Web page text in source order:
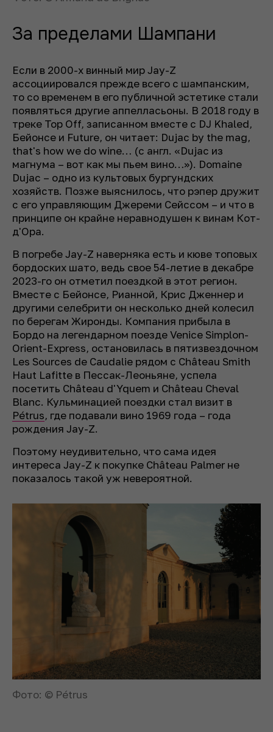
За пределами Шампани
Если в 2000-х винный мир Jay-Z
ассоциировался прежде всего с шампанским,
то со временем в его публичной эстетике стали
появляться другие аппелласьоны. В 2018 году в
треке Top Off, записанном вместе с DJ Khaled,
Бейонсе и Future, он читает: Dujac by the mag,
that's how we do wine… (с англ. «Dujac из
магнума – вот как мы пьем вино…»). Domaine
Dujac – одно из культовых бургундских
хозяйств. Позже выяснилось, что рэпер дружит
с его управляющим Джереми Сейссом – и что в
принципе он крайне неравнодушен к винам Кот-
д'Ора.
В погребе Jay-Z наверняка есть и кюве топовых
бордоских шато, ведь свое 54-летие в декабре
2023-го он отметил поездкой в этот регион.
Вместе с Бейонсе, Рианной, Крис Дженнер и
другими селебрити он несколько дней колесил
по берегам Жиронды. Компания прибыла в
Бордо на легендарном поезде Venice Simplon-
Orient-Express, остановилась в пятизвездочном
Les Sources de Caudalie рядом с Château Smith
Haut Lafitte в Пессак-Леоньяне, успела
посетить Château d'Yquem и Château Cheval
Blanc. Кульминацией поездки стал визит в
Pétrus, где подавали вино 1969 года – года
рождения Jay-Z.
Поэтому неудивительно, что сама идея
интереса Jay-Z к покупке Château Palmer не
показалось такой уж невероятной.
Фото: © Pétrus